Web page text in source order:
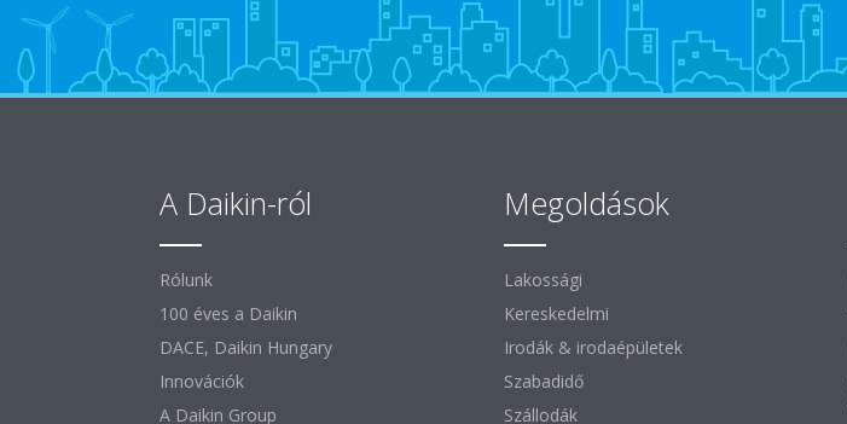
A Daikin-ról
Rólunk
100 éves a Daikin
DACE, Daikin Hungary
Innovációk
A Daikin Group
Megoldások
Lakossági
Kereskedelmi
Irodák & irodaépületek
Szabadidő
Szállodák